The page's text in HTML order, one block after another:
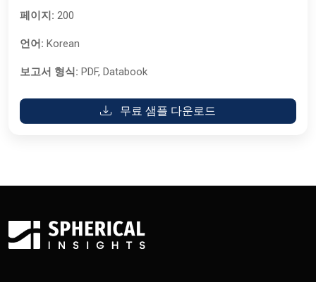
페이지: 200
언어: Korean
보고서 형식: PDF, Databook
무료 샘플 다운로드